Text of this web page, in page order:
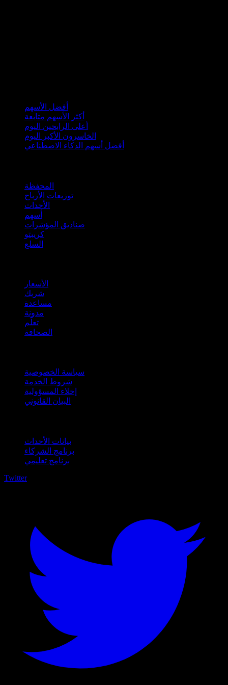
أفضل الأسهم
أكثر الأسهم متابعة
أعلى الرابحين اليوم
الخاسرون الأكبر اليوم
أفضل أسهم الذكاء الاصطناعي
المحفظة
توزيعات الأرباح
الأحداث
أسهم
صناديق المؤشرات
كريبتو
السلع
الأسعار
شريك
مساعدة
مدونة
تعلّم
الصحافة
سياسة الخصوصية
شروط الخدمة
إخلاء المسؤولية
البيان القانوني
بيانات الأحداث
برنامج الشركاء
برنامج تعليمي
Twitter